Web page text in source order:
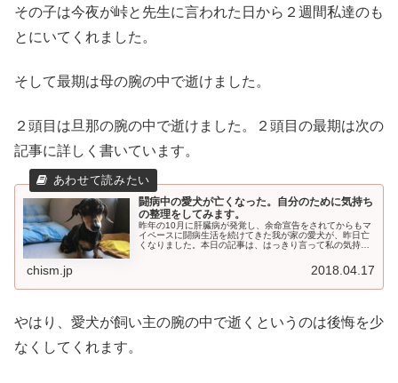
その子は今夜が峠と先生に言われた日から２週間私達のも
とにいてくれました。
そして最期は母の腕の中で逝けました。
２頭目は旦那の腕の中で逝けました。２頭目の最期は次の
記事に詳しく書いています。
闘病中の愛犬が亡くなった。自分のために気持ち
の整理をしてみます。
昨年の10月に肝臓病が発覚し、余命宣告をされてからもマ
イペースに闘病生活を続けてきた我が家の愛犬が、昨日亡
くなりました。本日の記事は、はっきり言って私の気持ち
chism.jp 2018.04.17
やはり、愛犬が飼い主の腕の中で逝くというのは後悔を少
なくしてくれます。